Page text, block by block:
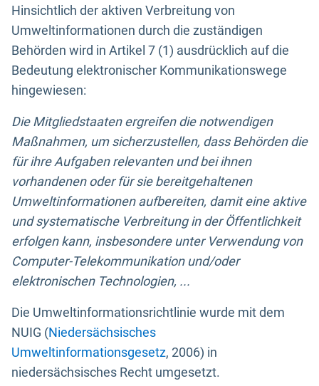
Hinsichtlich der aktiven Verbreitung von
Umweltinformationen durch die zuständigen
Behörden wird in Artikel 7 (1) ausdrücklich auf die
Bedeutung elektronischer Kommunikationswege
hingewiesen:
Die Mitgliedstaaten ergreifen die notwendigen
Maßnahmen, um sicherzustellen, dass Behörden die
für ihre Aufgaben relevanten und bei ihnen
vorhandenen oder für sie bereitgehaltenen
Umweltinformationen aufbereiten, damit eine aktive
und systematische Verbreitung in der Öffentlichkeit
erfolgen kann, insbesondere unter Verwendung von
Computer-Telekommunikation und/oder
elektronischen Technologien, ...
Die Umweltinformationsrichtlinie wurde mit dem
NUIG (Niedersächsisches
Umweltinformationsgesetz, 2006) in
niedersächsisches Recht umgesetzt.